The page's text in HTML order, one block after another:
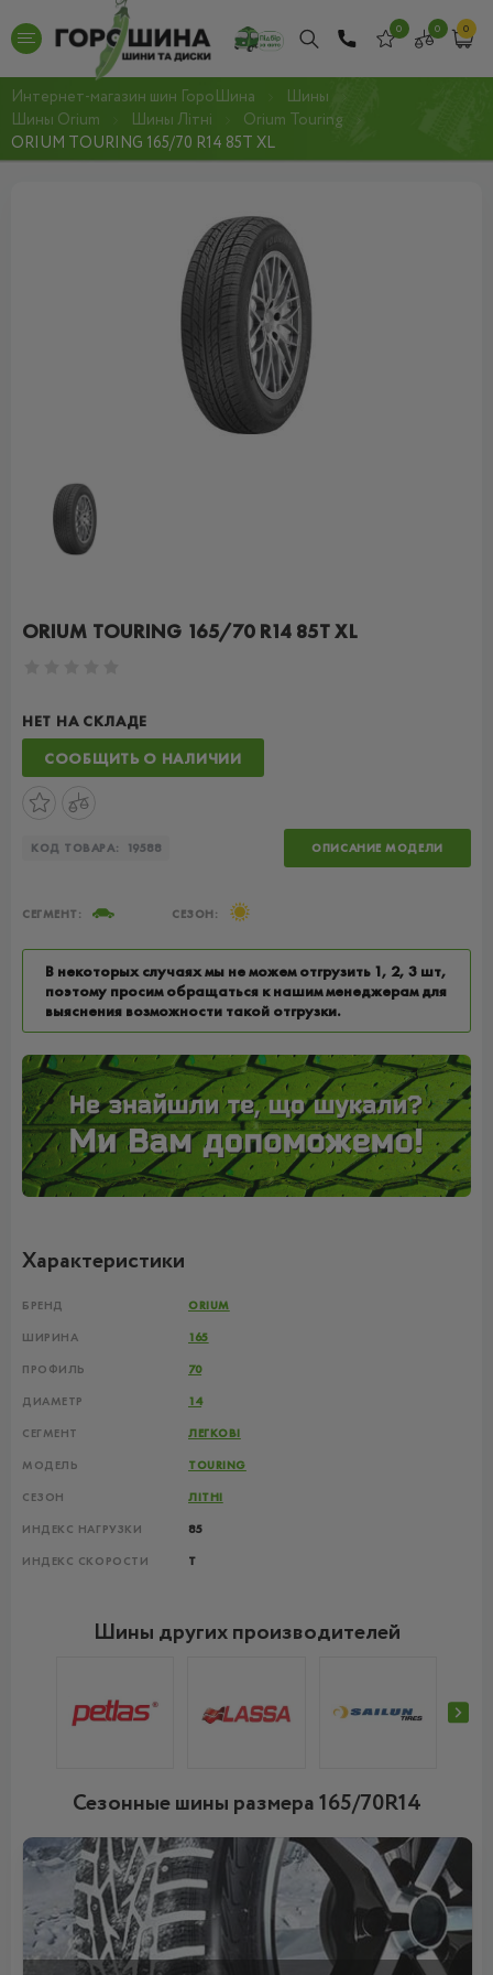
0 0 0
Интернет-магазин шин ГороШина
Шины
Шины Orium
Шины Літні
Orium Touring
ORIUM TOURING 165/70 R14 85T XL
ORIUM TOURING 165/70 R14 85T XL
НЕТ НА СКЛАДЕ
СООБЩИТЬ О НАЛИЧИИ
КОД ТОВАРА: 19588 ОПИСАНИЕ МОДЕЛИ
СЕГМЕНТ: СЕЗОН:
В некоторых случаях мы не можем отгрузить 1, 2, 3 шт,
поэтому просим обращаться к нашим менеджерам для
выяснения возможности такой отгрузки.
Характеристики
БРЕНД ORIUM
ШИРИНА 165
ПРОФИЛЬ 70
ДИАМЕТР 14
СЕГМЕНТ ЛЕГКОВІ
МОДЕЛЬ TOURING
СЕЗОН ЛІТНІ
ИНДЕКС НАГРУЗКИ 85
ИНДЕКС СКОРОСТИ T
Шины других производителей
Сезонные шины размера 165/70R14